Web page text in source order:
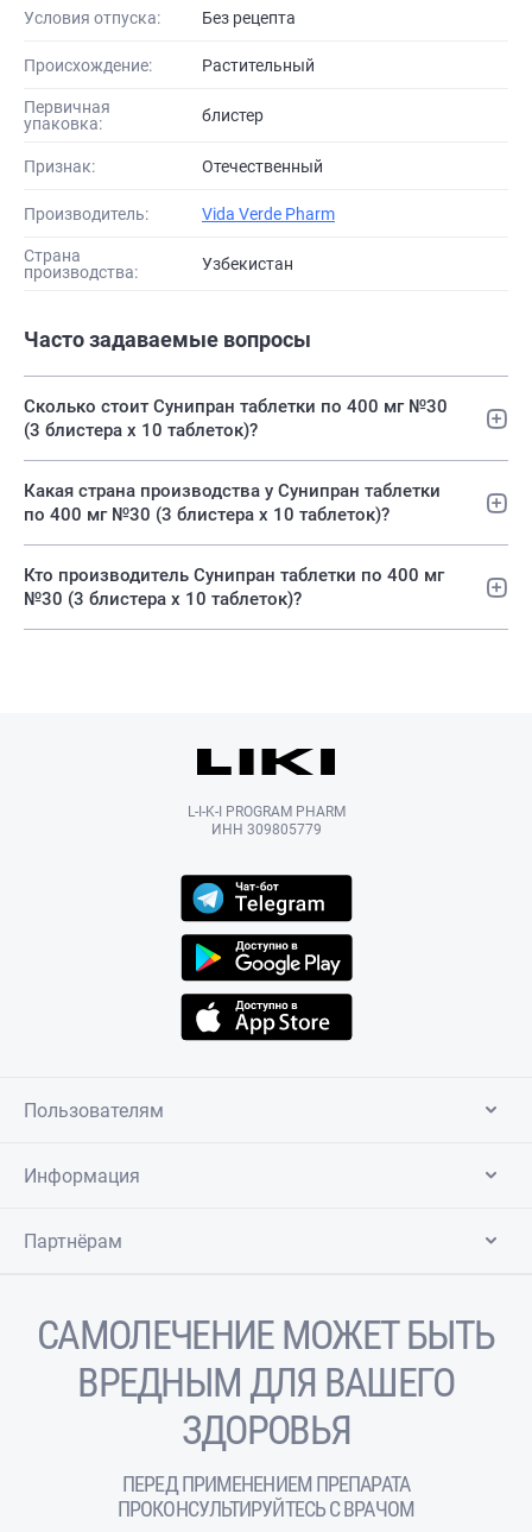
Условия отпуска: Без рецепта
Происхождение: Растительный
Первичная
упаковка:
блистер
Признак: Отечественный
Производитель: Vida Verde Pharm
Страна
производства:
Узбекистан
Часто задаваемые вопросы
Сколько стоит Сунипран таблетки по 400 мг №30
(3 блистера х 10 таблеток)?
Какая страна производства у Сунипран таблетки
по 400 мг №30 (3 блистера х 10 таблеток)?
Кто производитель Сунипран таблетки по 400 мг
№30 (3 блистера х 10 таблеток)?
L-I-K-I PROGRAM PHARM
ИНН 309805779
Пользователям
Информация
Партнёрам
САМОЛЕЧЕНИЕ МОЖЕТ БЫТЬ
ВРЕДНЫМ ДЛЯ ВАШЕГО
ЗДОРОВЬЯ
ПЕРЕД ПРИМЕНЕНИЕМ ПРЕПАРАТА
ПРОКОНСУЛЬТИРУЙТЕСЬ С ВРАЧОМ